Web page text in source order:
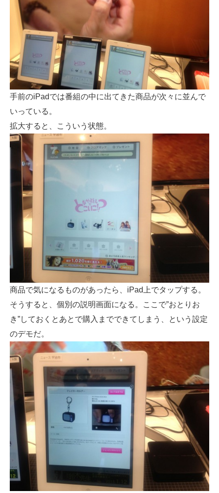
手前のiPadでは番組の中に出てきた商品が次々に並んで
いっている。
拡大すると、こういう状態。
商品で気になるものがあったら、iPad上でタップする。
そうすると、個別の説明画面になる。ここで”おとりお
き”しておくとあとで購入までできてしまう、という設定
のデモだ。